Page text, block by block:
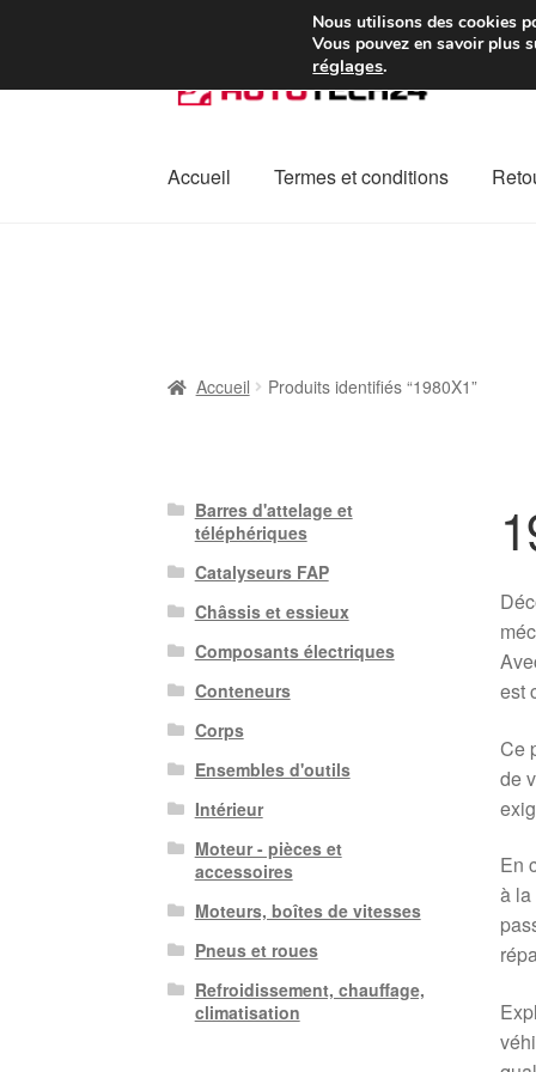
Colissimo livraison à
à
navigation
au
Accueil
Termes et conditions
Accueil Produits identifiés “1980X1”
est
Ce
de
En
à la
Barres d'attelage et
téléphériques
Catalyseurs FAP
Châssis et essieux
Composants électriques
Conteneurs
Corps
Ensembles d'outils
Intérieur
Moteur - pièces et
accessoires
Moteurs, boîtes de vitesses
Pneus et roues
Refroidissement, chauffage,
climatisation
Nous utilisons des cookies
Vous pouvez en savoir plus
réglages.